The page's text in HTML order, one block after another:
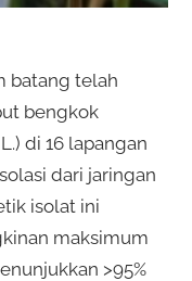
batang telah
bengkok
di 16 lapangan
dari jaringan
isolat ini
maksimum
>95%